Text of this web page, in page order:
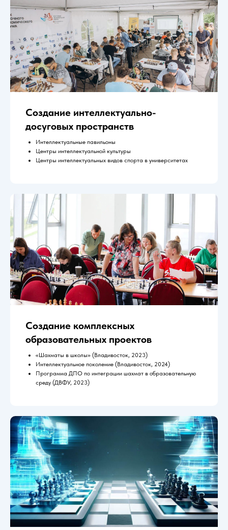
Создание интеллектуально-
досуговых пространств
Интеллектуальные павильоны
Центры интеллектуальной культуры
Центры интеллектуальных видов спорта в университетах
Создание комплексных
образовательных проектов
«Шахматы в школы» (Владивосток, 2023)
Интеллектуальное поколение (Владивосток, 2024)
Программа ДПО по интеграции шахмат в образовательную
среду (ДВФУ, 2023)